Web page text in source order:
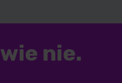
wie nie.